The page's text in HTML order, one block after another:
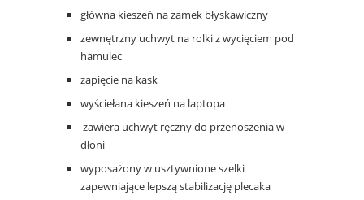
główna kieszeń na zamek błyskawiczny
zewnętrzny uchwyt na rolki z wycięciem pod
hamulec
zapięcie na kask
wyściełana kieszeń na laptopa
zawiera uchwyt ręczny do przenoszenia w
dłoni
wyposażony w usztywnione szelki
zapewniające lepszą stabilizację plecaka